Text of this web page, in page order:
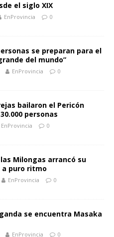
el siglo XIX
EnProvincia 0
se preparan para el
del mundo”
EnProvincia 0
bailaron el Pericón
personas
EnProvincia 0
Milongas arrancó su
puro ritmo
EnProvincia 0
se encuentra Masaka
EnProvincia 0